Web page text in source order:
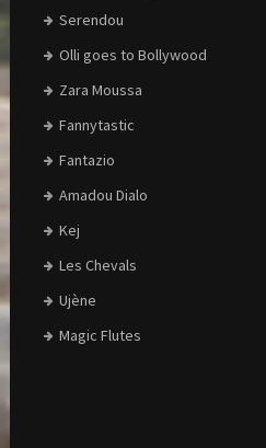
Serendou
Olli goes to Bollywood
Zara Moussa
Fannytastic
Fantazio
Amadou Dialo
Kej
Les Chevals
Ujène
Magic Flutes